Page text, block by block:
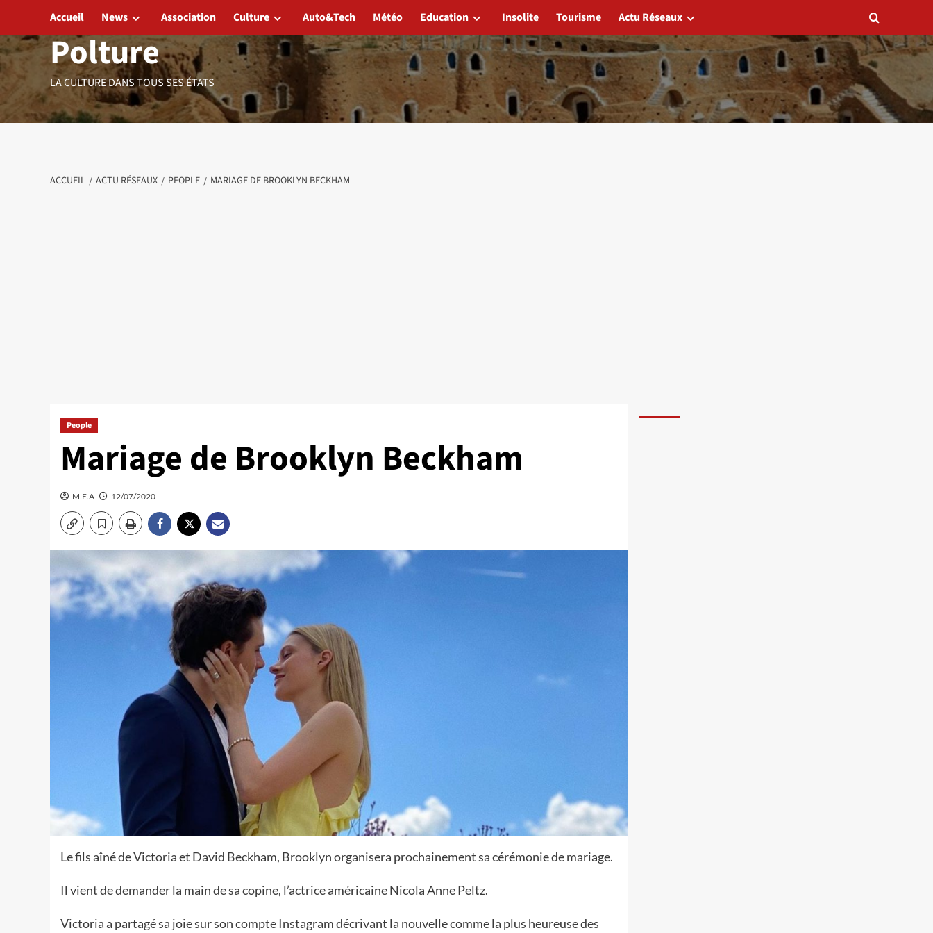
contenu
Polture
LA CULTURE DANS TOUS SES ÉTATS
Accueil News Association Culture Auto&Tech Météo Education Insolite Tourisme Actu Réseaux
ACCUEIL ACTU RÉSEAUX PEOPLE MARIAGE DE BROOKLYN BECKHAM
People
Mariage de Brooklyn Beckham
M.E.A 12/07/2020
Le fils aîné de Victoria et David Beckham, Brooklyn organisera prochainement sa cérémonie de mariage.
Il vient de demander la main de sa copine, l’actrice américaine Nicola Anne Peltz.
Victoria a partagé sa joie sur son compte Instagram décrivant la nouvelle comme la plus heureuse des